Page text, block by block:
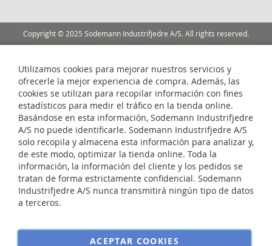
Copyright © 2025 Sodemann Industrifjedre A/S. All rights reserved.
Utilizamos cookies para mejorar nuestros servicios y
ofrecerle la mejor experiencia de compra. Además, las
cookies se utilizan para recopilar información con fines
estadísticos para medir el tráfico en la tienda online.
Basándose en esta información, Sodemann Industrifjedre
A/S no puede identificarle. Sodemann Industrifjedre A/S
solo recopila y almacena esta información para analizar y,
de este modo, optimizar la tienda online. Toda la
información, la información del cliente y los pedidos se
tratan de forma estrictamente confidencial. Sodemann
Industrifjedre A/S nunca transmitirá ningún tipo de datos
a terceros.
ACEPTAR COOKIES